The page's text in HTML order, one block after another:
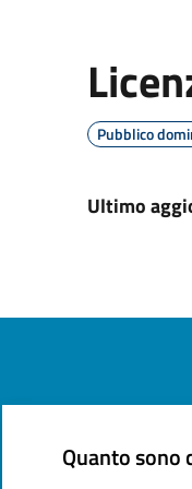
Pubblico
Ultimo
Quanto sono